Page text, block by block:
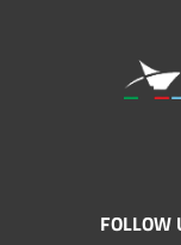
FOLLOW